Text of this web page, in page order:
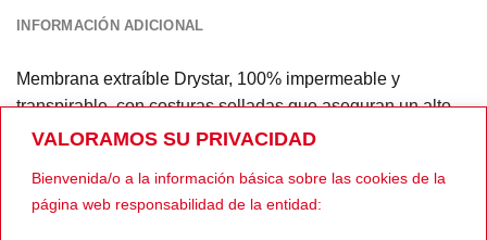
VALORAMOS SU PRIVACIDAD
Bienvenida/o a la información básica sobre las cookies de la
página web responsabilidad de la entidad:
INFORMACIÓN ADICIONAL
Membrana extraíble Drystar, 100% impermeable y
transpirable, con costuras selladas que aseguran un alto
rendimiento. Forro térmico desmontable de manga larga
Valparaiso 2 Drystar incorpora el sistema de ventilación
Jet Ventilation System (JVS) con grandes entradas de aire